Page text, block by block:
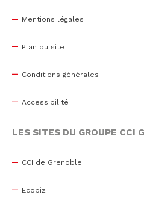
Mentions légales
Plan du site
Conditions générales
Accessibilité
LES SITES DU GROUPE CCI
CCI de Grenoble
Ecobiz